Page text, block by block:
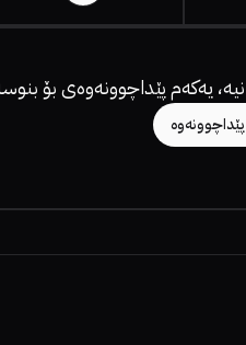
یەکەم پێداچوونەوەی بۆ
پێداچوونەوە